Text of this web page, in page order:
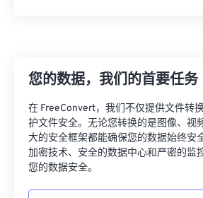
您的数据，我们的首要任务
在 FreeConvert，我们不仅提供文件转
护文件安全。无论您转换的是图像、视
大的安全框架都能确保您的数据始终安
加密技术、安全的数据中心和严密的监
您的数据安全。